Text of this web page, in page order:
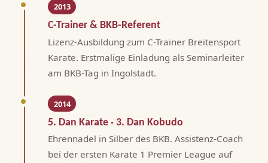
2013
C-Trainer & BKB-Referent
Lizenz-Ausbildung zum C-Trainer Breitensport
Karate. Erstmalige Einladung als Seminarleiter
am BKB-Tag in Ingolstadt.
2014
5. Dan Karate · 3. Dan Kobudo
Ehrennadel in Silber des BKB. Assistenz-Coach
bei der ersten Karate 1 Premier League auf